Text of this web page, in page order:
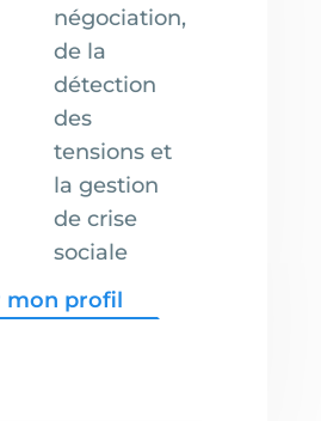
négociation,
de la
détection
des
tensions et
la gestion
de crise
sociale
mon profil